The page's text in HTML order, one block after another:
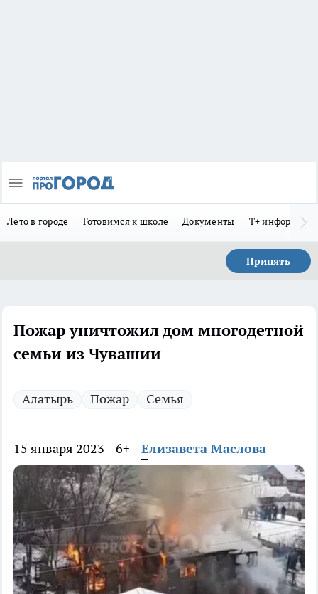
Лето в городе Готовимся к школе Документы Т+
Принять
Пожар уничтожил дом многодетной
семьи из Чувашии
Алатырь Пожар Семья
15 января 2023 6+ Елизавета Маслова